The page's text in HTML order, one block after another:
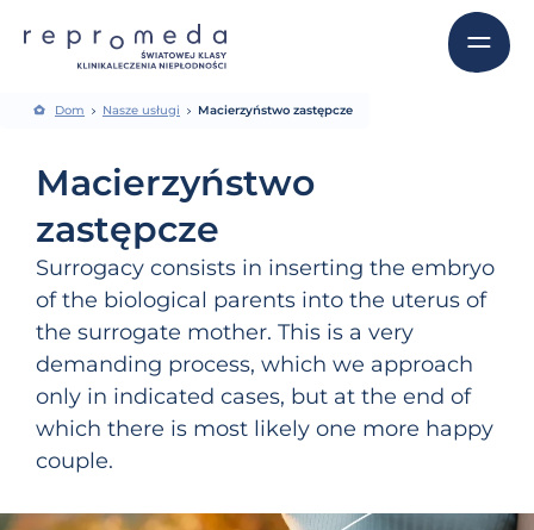
Dom Nasze usługi Macierzyństwo zastępcze
Macierzyństwo
zastępcze
Surrogacy consists in inserting the embryo
of the biological parents into the uterus of
the surrogate mother. This is a very
demanding process, which we approach
only in indicated cases, but at the end of
which there is most likely one more happy
couple.